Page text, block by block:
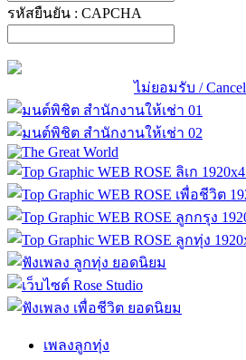
รหัสยืนยัน : CAPCHA
ไม่ยอมรับ / Cancel
เพลงลูกทุ่ง